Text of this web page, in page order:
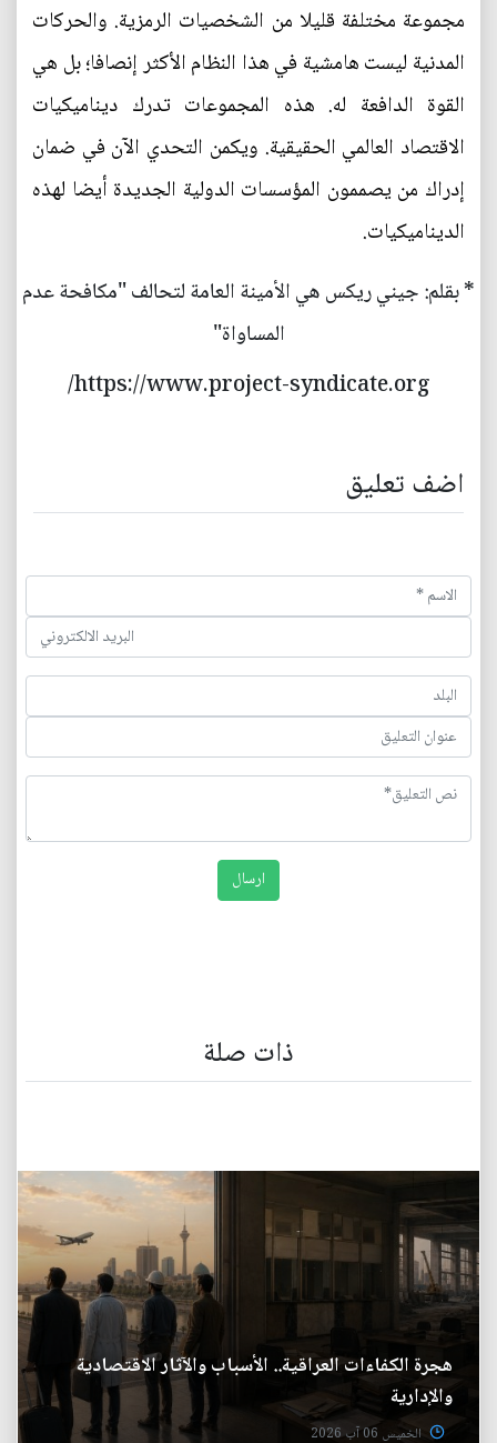
مجموعة مختلفة قليلا من الشخصيات الرمزية. والحركات
المدنية ليست هامشية في هذا النظام الأكثر إنصافا؛ بل هي
القوة الدافعة له. هذه المجموعات تدرك ديناميكيات
الاقتصاد العالمي الحقيقية. ويكمن التحدي الآن في ضمان
إدراك من يصممون المؤسسات الدولية الجديدة أيضا لهذه
الديناميكيات.
* بقلم: جيني ريكس هي الأمينة العامة لتحالف "مكافحة عدم
المساواة"
https://www.project-syndicate.org/
اضف تعليق
ذات صلة
هجرة الكفاءات العراقية.. الأسباب والآثار الاقتصادية
والإدارية
الخميس 06 آب 2026